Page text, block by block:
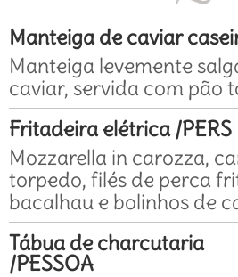
Manteiga de caviar
Manteiga levemente
caviar, servida com pão
Fritadeira elétrica /PERS
Mozzarella in carozza,
torpedo, filés de perca
bacalhau e bolinhos de
Tábua de charcutaria
/PESSOA